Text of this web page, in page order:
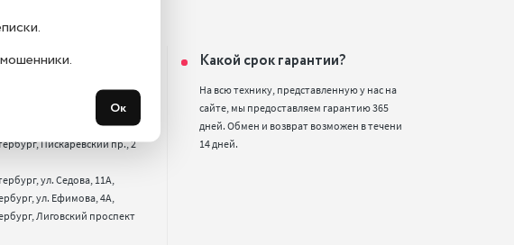
Ваш магазин?
17-я лин. B.O., 22,
Новгородская улица,
Пискарёвский пр., 2
ул. Седова, 11А,
ул. Ефимова, 4А,
Лиговский проспект
Какой срок гарантии?
На всю технику, представленную у нас на
сайте, мы предоставляем гарантию 365
дней. Обмен и возврат возможен в течени
14 дней.
Ок